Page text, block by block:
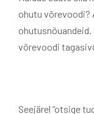
ohutu võrevoodi?
võrevoodi
Seejärel “otsige